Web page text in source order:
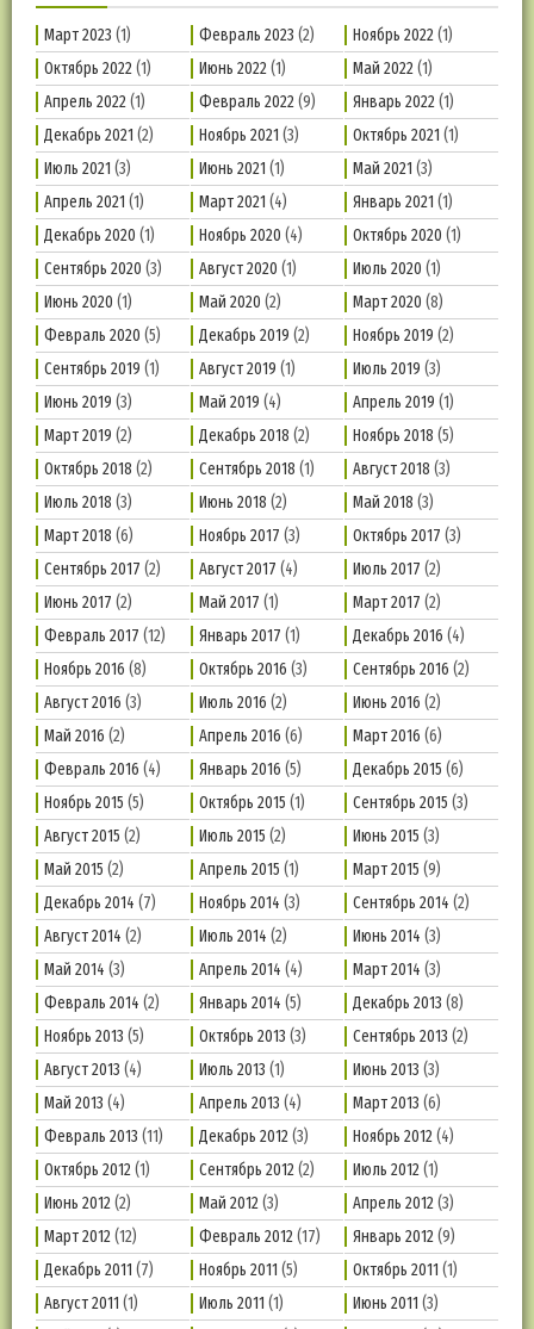
Март 2023 (1) Февраль 2023 (2) Ноябрь 2022(1)
Октябрь 2022(1) Июнь 2022(1) Май 2022(1)
Апрель 2022(1) Февраль 2022(9) Январь 2022(1)
Декабрь 2021 (2) Ноябрь 2021 (3) Октябрь 2021 (1)
Июль 2021 (3) Июнь 2021 (1) Май 2021 (3)
Апрель 2021 (1) Март 2021 (4) Январь 2021 (1)
Декабрь 2020 (1) Ноябрь 2020 (4) Октябрь 2020 (1)
Сентябрь 2020 (3) Август 2020 (1) Июль 2020 (1)
Июнь 2020 (1) Май 2020 (2) Март 2020 (8)
Февраль 2020 (5) Декабрь 2019 (2) Ноябрь 2019 (2)
Сентябрь 2019 (1) Август 2019 (1) Июль 2019 (3)
Июнь 2019 (3) Май 2019 (4) Апрель 2019 (1)
Март 2019 (2) Декабрь 2018 (2) Ноябрь 2018 (5)
Октябрь 2018 (2) Сентябрь 2018 (1) Август 2018 (3)
Июль 2018 (3) Июнь 2018 (2) Май 2018 (3)
Март 2018 (6) Ноябрь 2017 (3) Октябрь 2017 (3)
Сентябрь 2017 (2) Август 2017 (4) Июль 2017 (2)
Июнь 2017 (2) Май 2017 (1) Март 2017 (2)
Февраль 2017 (12) Январь 2017 (1) Декабрь 2016 (4)
Ноябрь 2016 (8) Октябрь 2016 (3) Сентябрь 2016 (2)
Август 2016 (3) Июль 2016 (2) Июнь 2016 (2)
Май 2016 (2) Апрель 2016 (6) Март 2016 (6)
Февраль 2016 (4) Январь 2016 (5) Декабрь 2015 (6)
Ноябрь 2015 (5) Октябрь 2015 (1) Сентябрь 2015 (3)
Август 2015 (2) Июль 2015 (2) Июнь 2015 (3)
Май 2015 (2) Апрель 2015 (1) Март 2015 (9)
Декабрь 2014 (7) Ноябрь 2014 (3) Сентябрь 2014 (2)
Август 2014 (2) Июль 2014 (2) Июнь 2014 (3)
Май 2014 (3) Апрель 2014 (4) Март 2014 (3)
Февраль 2014 (2) Январь 2014 (5) Декабрь 2013 (8)
Ноябрь 2013 (5) Октябрь 2013 (3) Сентябрь 2013 (2)
Август 2013 (4) Июль 2013 (1) Июнь 2013 (3)
Май 2013 (4) Апрель 2013 (4) Март 2013 (6)
Февраль 2013 (11) Декабрь 2012(3) Ноябрь 2012(4)
Октябрь 2012(1) Сентябрь 2012(2) Июль 2012(1)
Июнь 2012(2) Май 2012(3) Апрель 2012(3)
Март 2012(12) Февраль 2012(17) Январь 2012(9)
Декабрь 2011 (7) Ноябрь 2011 (5) Октябрь 2011 (1)
Август 2011 (1) Июль 2011 (1) Июнь 2011 (3)